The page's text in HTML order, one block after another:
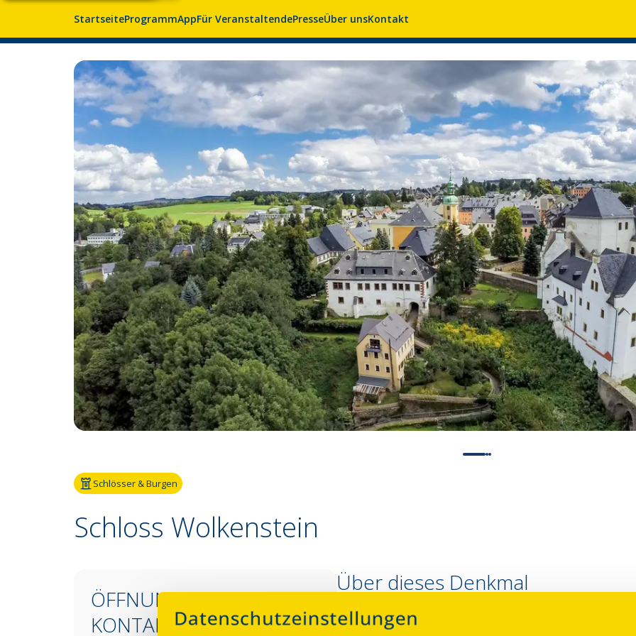
StartseiteProgrammAppFür VeranstaltendePresseÜber unsKontakt
Schlösser & Burgen
Schloss Wolkenstein
ÖFFNUNGSZEITEN &
KONTAKT
Über dieses Denkmal
Eine erste urkundliche Erwähnung stammt aus dem